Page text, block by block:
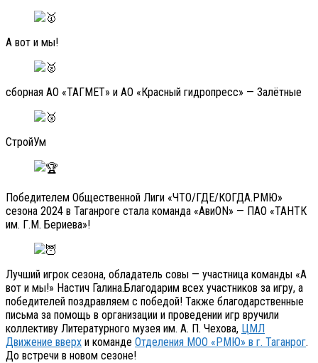
А вот и мы!
сборная АО «ТАГМЕТ» и АО «Красный гидропресс» — Залётные
СтройУм
Победителем Общественной Лиги «ЧТО/ГДЕ/КОГДА.РМЮ»
сезона 2024 в Таганроге стала команда «АвиON» — ПАО «ТАНТК
им. Г.М. Бериева»!
Лучший игрок сезона, обладатель совы — участница команды «А
вот и мы!» Настич Галина.Благодарим всех участников за игру, а
победителей поздравляем с победой! Также благодарственные
письма за помощь в организации и проведении игр вручили
коллективу Литературного музея им. А. П. Чехова, ЦМЛ
Движение вверх и команде Отделения МОО «РМЮ» в г. Таганрог.
До встречи в новом сезоне!